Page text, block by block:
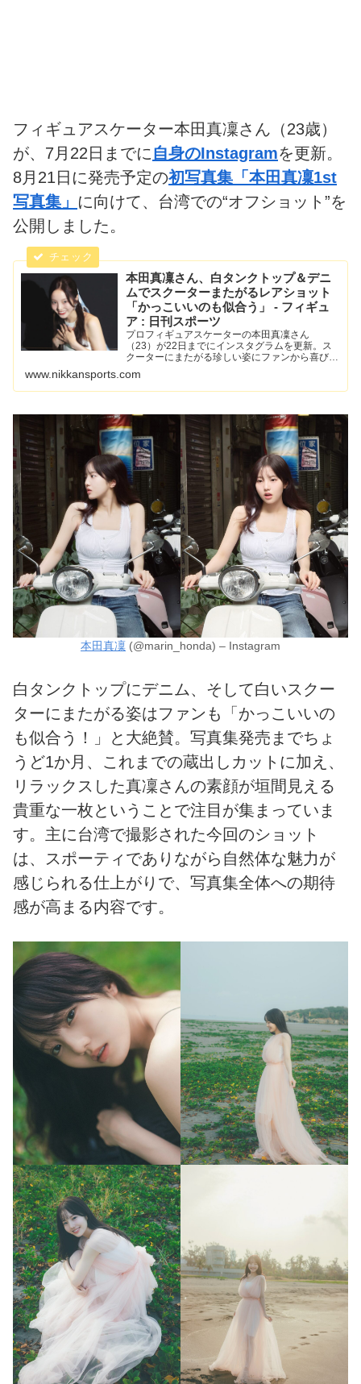
フィギュアスケーター本田真凜さん（23歳）
が、7月22日までに自身のInstagramを更新。
8月21日に発売予定の初写真集「本田真凜1st
写真集」 に向けて、台湾での“オフショット”を
公開しました。
本田真凜さん、白タンクトップ＆デニ
ムでスクーターまたがるレアショット
「かっこいいのも似合う」 - フィギュ
ア : 日刊スポーツ
プロフィギュアスケーターの本田真凜さん
（23）が22日までにインスタグラムを更新。ス
クーターにまたがる珍しい姿にファンから喜びの
新聞社のニュースサイト、ニッカンスポーツ・コ
ム（nikkans...
www.nikkansports.com
本田真凜 (@marin_honda) – Instagram
白タンクトップにデニム、そして白いスクー
ターにまたがる姿はファンも「かっこいいの
も似合う！」と大絶賛。写真集発売までちょ
うど1か月、これまでの蔵出しカットに加え、
リラックスした真凜さんの素顔が垣間見える
貴重な一枚ということで注目が集まっていま
す。主に台湾で撮影された今回のショット
は、スポーティでありながら自然体な魅力が
感じられる仕上がりで、写真集全体への期待
感が高まる内容です。